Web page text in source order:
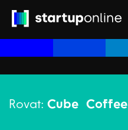
Rovat: Cube Coffee